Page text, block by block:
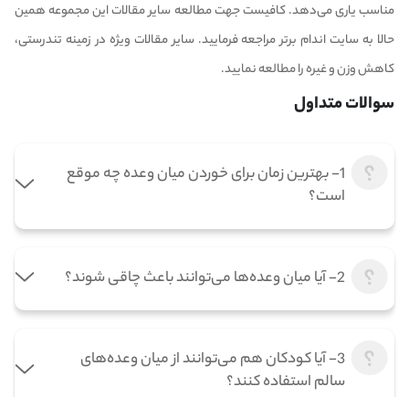
مناسب یاری می‌دهد. کافیست جهت مطالعه سایر مقالات این مجموعه همین
حالا به سایت اندام برتر مراجعه فرمایید. سایر مقالات ویژه در زمینه تندرستی،
کاهش وزن و غیره را مطالعه نمایید.
سوالات متداول
1- بهترین زمان برای خوردن میان وعده چه موقع
است؟
2- آیا میان وعده‌ها می‌توانند باعث چاقی شوند؟
3- آیا کودکان هم می‌توانند از میان وعده‌های
سالم استفاده کنند؟